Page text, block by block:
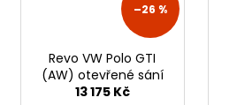
–26 %
Revo VW Polo GTI
(AW) otevřené sání
13 175 Kč